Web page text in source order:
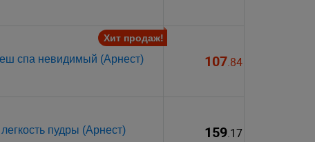
спа невидимый (Арнест)
Хит продаж!
107.84
пудры (Арнест) 159.17